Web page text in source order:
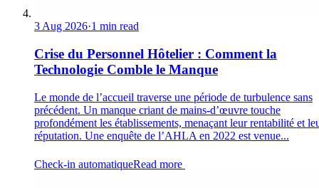
3 Aug 2026·1 min read
Crise du Personnel Hôtelier : Comment la
Technologie Comble le Manque
Le monde de l’accueil traverse une période de turbulence sans
précédent. Un manque criant de mains-d’œuvre touche
profondément les établissements, menaçant leur rentabilité et
réputation. Une enquête de l’AHLA en 2022 est venue...
Check-in automatiqueRead more